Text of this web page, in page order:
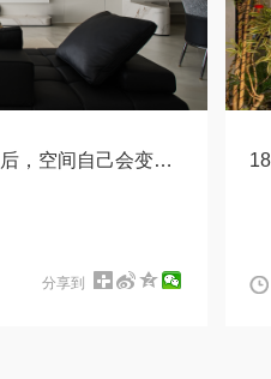
160㎡极简平层：拆完墙之后，空间自己会变魔术
分享到